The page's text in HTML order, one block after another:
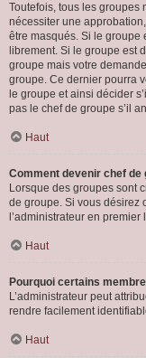
Toutefois, tous les groupes
nécessiter une
être masqués. Si le groupe
librement. Si le groupe est
groupe mais votre
groupe. Ce dernier pourra
le groupe et ainsi décider
pas le chef de groupe s’il
Haut
Comment devenir chef de
Lorsque des groupes sont
de groupe. Si vous désirez
l’administrateur en
Haut
Pourquoi certains
L’administrateur peut
rendre facilement
Haut